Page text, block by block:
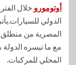
أوتومورو
الدولي
المصرية من منطلق
مع ما تيسره
المحلي للمركبات.